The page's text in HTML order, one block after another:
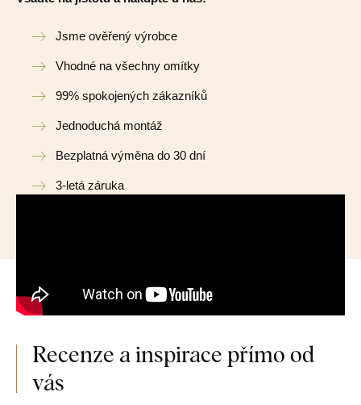
Jsme ověřený výrobce
Vhodné na všechny omítky
99% spokojených zákazníků
Jednoduchá montáž
Bezplatná výměna do 30 dní
3-letá záruka
Recenze a inspirace přímo od
vás